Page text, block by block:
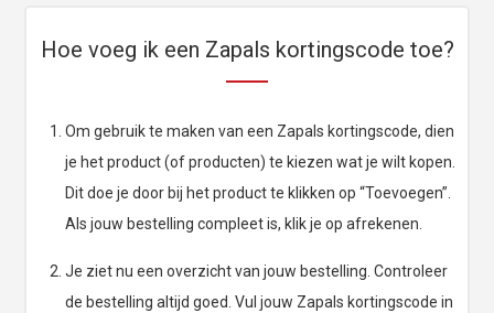
Hoe voeg ik een Zapals kortingscode toe?
Om gebruik te maken van een Zapals kortingscode, dien
je het product (of producten) te kiezen wat je wilt kopen.
Dit doe je door bij het product te klikken op “Toevoegen”.
Als jouw bestelling compleet is, klik je op afrekenen.
Je ziet nu een overzicht van jouw bestelling. Controleer
de bestelling altijd goed. Vul jouw Zapals kortingscode in